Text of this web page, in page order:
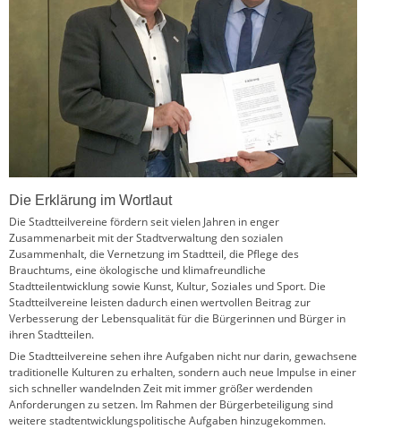
Die Erklärung im Wortlaut
Die Stadtteilvereine fördern seit vielen Jahren in enger
Zusammenarbeit mit der Stadtverwaltung den sozialen
Zusammenhalt, die Vernetzung im Stadtteil, die Pflege des
Brauchtums, eine ökologische und klimafreundliche
Stadtteilentwicklung sowie Kunst, Kultur, Soziales und Sport. Die
Stadtteilvereine leisten dadurch einen wertvollen Beitrag zur
Verbesserung der Lebensqualität für die Bürgerinnen und Bürger in
ihren Stadtteilen.
Die Stadtteilvereine sehen ihre Aufgaben nicht nur darin, gewachsene
traditionelle Kulturen zu erhalten, sondern auch neue Impulse in einer
sich schneller wandelnden Zeit mit immer größer werdenden
Anforderungen zu setzen. Im Rahmen der Bürgerbeteiligung sind
weitere stadtentwicklungspolitische Aufgaben hinzugekommen.